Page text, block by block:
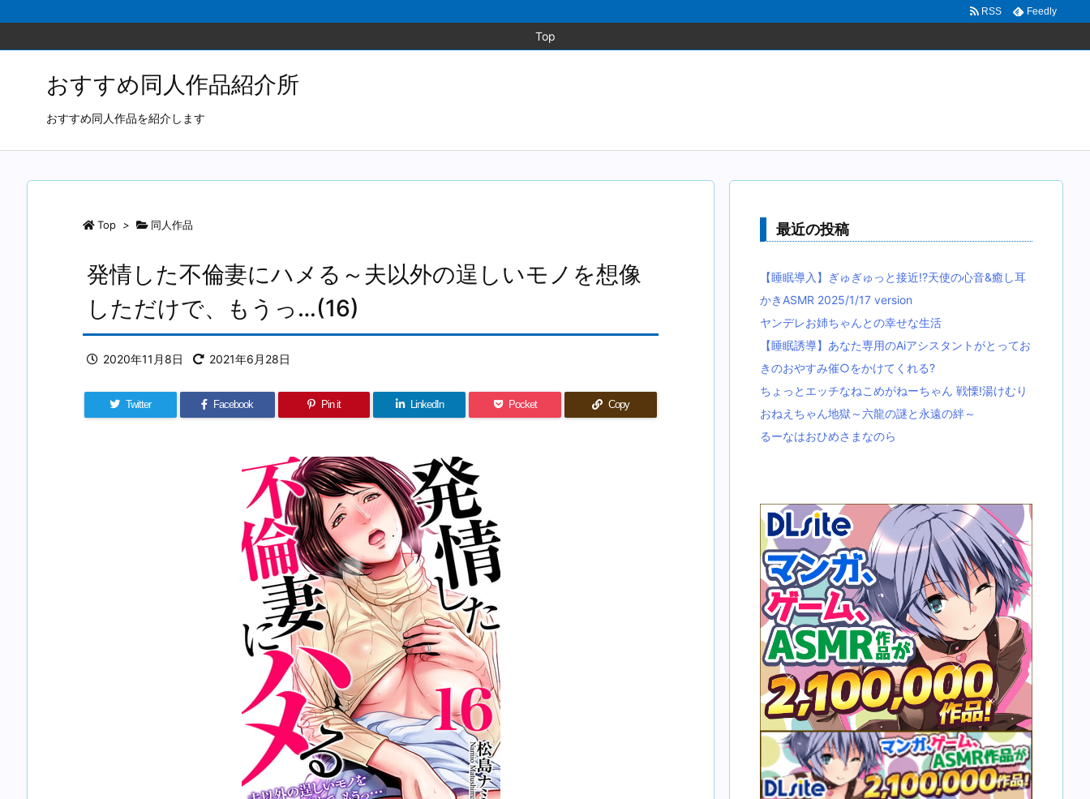
Top
RSS Feedly
おすすめ同人作品紹介所
おすすめ同人作品を紹介します
Top > 同人作品
発情した不倫妻にハメる～夫以外の逞しいモノを想像
しただけで、もうっ…(16)
2020年11月8日 2021年6月28日
Twitter Facebook Pin it LinkedIn Pocket Copy
最近の投稿
【睡眠導入】ぎゅぎゅっと接近!?天使の心音&癒し耳
かきASMR 2025/1/17 version
ヤンデレお姉ちゃんとの幸せな生活
【睡眠誘導】あなた専用のAiアシスタントがとってお
きのおやすみ催○をかけてくれる?
ちょっとエッチなねこめがねーちゃん 戦慄!湯けむり
おねえちゃん地獄～六龍の謎と永遠の絆～
るーなはおひめさまなのら